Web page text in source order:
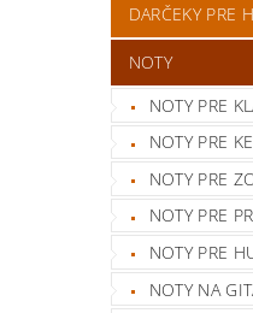
DARČEKY PRE
NOTY
NOTY PRE
NOTY PRE
NOTY PRE
NOTY PRE
NOTY PRE
NOTY NA